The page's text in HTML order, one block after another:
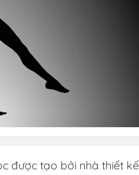
được tạo bởi nhà thiết